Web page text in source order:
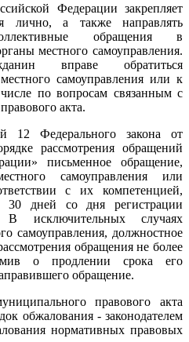
Федерации закрепляет
лично, а также направлять
обращения в
местного самоуправления.
вправе обратиться
самоуправления или к
по вопросам связанным с
акта.
12 Федерального закона от
рассмотрения обращений
письменное обращение,
самоуправления или
с их компетенцией,
30 дней со дня регистрации
В исключительных случаях
самоуправления, должностное
обращения не более
о продлении срока его
обращение.
правового акта
обжалования - законодателем
нормативных правовых